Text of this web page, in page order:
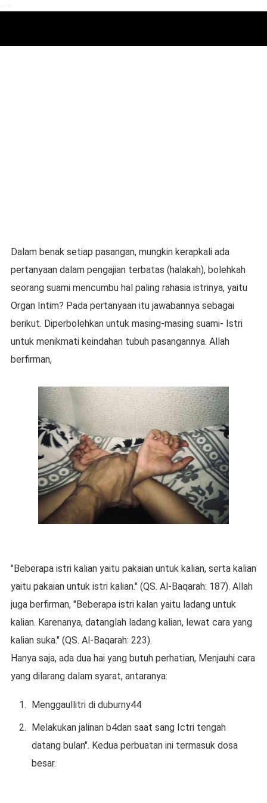
Dalam benak setiap pasangan, mungkin kerapkali ada
pertanyaan dalam pengajian terbatas (halakah), bolehkah
seorang suami mencumbu hal paling rahasia istrinya, yaitu
Organ Intim? Pada pertanyaan itu jawabannya sebagai
berikut. Diperbolehkan untuk masing-masing suami- Istri
untuk menikmati keindahan tubuh pasangannya. Allah
berfirman,
"Beberapa istri kalian yaitu pakaian untuk kalian, serta kalian
yaitu pakaian untuk istri kalian." (QS. Al-Baqarah: 187). Allah
juga berfirman, "Beberapa istri kalan yaitu ladang untuk
kalian. Karenanya, datanglah ladang kalian, lewat cara yang
kalian suka." (QS. Al-Baqarah: 223).
Hanya saja, ada dua hai yang butuh perhatian, Menjauhi cara
yang dilarang dalam syarat, antaranya:
Menggaullitri di duburny44
Melakukan jalinan b4dan saat sang Ictri tengah
datang bulan". Kedua perbuatan ini termasuk dosa
besar.